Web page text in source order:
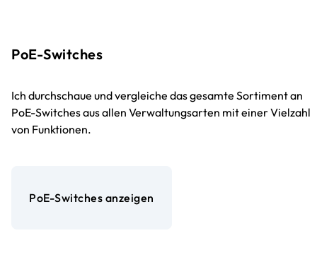
PoE-Switches
Ich durchschaue und vergleiche das gesamte Sortiment an
PoE-Switches aus allen Verwaltungsarten mit einer Vielzahl
von Funktionen.
PoE-Switches anzeigen